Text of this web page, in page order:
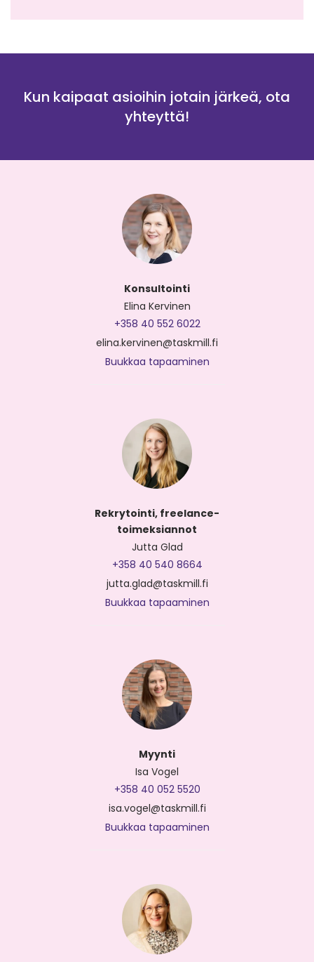
Kun kaipaat asioihin jotain järkeä, ota
yhteyttä!
Konsultointi
Elina Kervinen
+358 40 552 6022
elina.kervinen@taskmill.fi
Buukkaa tapaaminen
Rekrytointi, freelance-
toimeksiannot
Jutta Glad
+358 40 540 8664
jutta.glad@taskmill.fi
Buukkaa tapaaminen
Myynti
Isa Vogel
+358 40 052 5520
isa.vogel@taskmill.fi
Buukkaa tapaaminen